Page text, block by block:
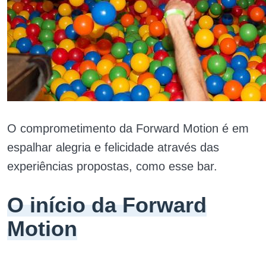
O comprometimento da Forward Motion é em
espalhar alegria e felicidade através das
experiências propostas, como esse bar.
O início da Forward
Motion